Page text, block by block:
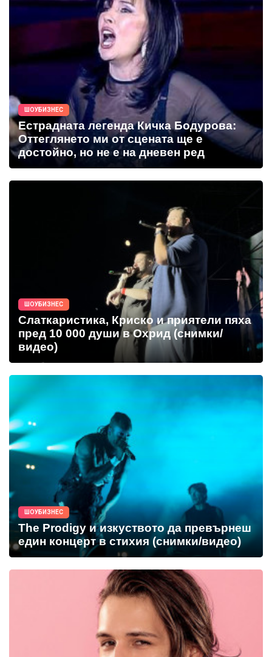
ШОУБИЗНЕС
Естрадната легенда Кичка Бодурова:
Оттеглянето ми от сцената ще е
достойно, но не е на дневен ред
ШОУБИЗНЕС
Слаткаристика, Криско и приятели пяха
пред 10 000 души в Охрид (снимки/
видео)
ШОУБИЗНЕС
The Prodigy и изкуството да превърнеш
един концерт в стихия (снимки/видео)